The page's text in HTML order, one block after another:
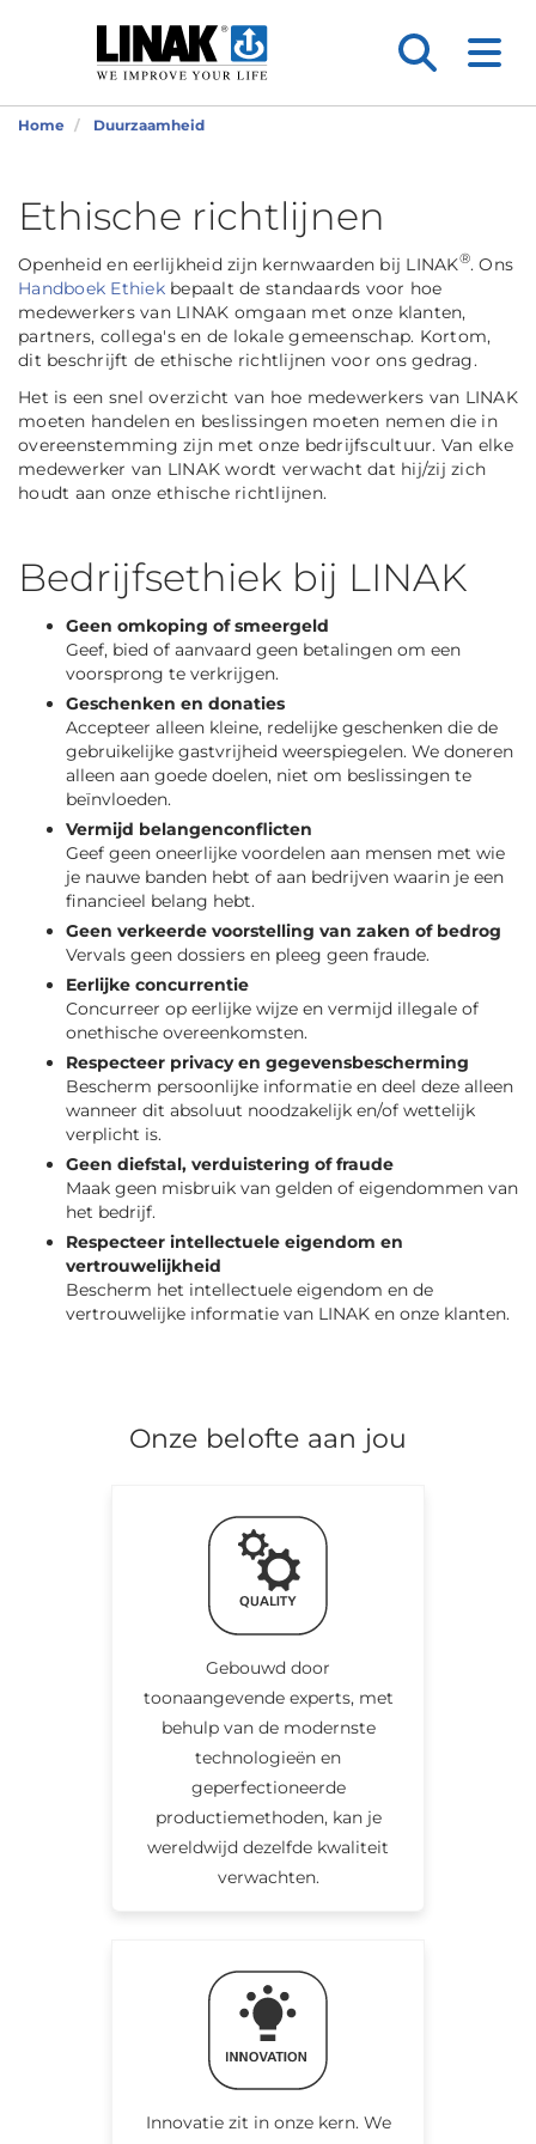
Home Duurzaamheid
Ethische richtlijnen
Openheid en eerlijkheid zijn kernwaarden bij LINAK®. Ons
Handboek Ethiekbepaalt de standaards voor hoe
medewerkers van LINAK omgaan met onze klanten,
partners, collega's en de lokale gemeenschap. Kortom,
dit beschrijft de ethische richtlijnen voor ons gedrag.
Het is een snel overzicht van hoe medewerkers van LINAK
moeten handelen en beslissingen moeten nemen die in
overeenstemming zijn met onze bedrijfscultuur. Van elke
medewerker van LINAK wordt verwacht dat hij/zij zich
houdt aan onze ethische richtlijnen.
Bedrijfsethiek bij LINAK
Geen omkoping of smeergeld
Geef, bied of aanvaard geen betalingen om een
voorsprong te verkrijgen.
Geschenken en donaties
Accepteer alleen kleine, redelijke geschenken die de
gebruikelijke gastvrijheid weerspiegelen. We doneren
alleen aan goede doelen, niet om beslissingen te
beïnvloeden.
Vermijd belangenconflicten
Geef geen oneerlijke voordelen aan mensen met wie
je nauwe banden hebt of aan bedrijven waarin je een
financieel belang hebt.
Geen verkeerde voorstelling van zaken of bedrog
Vervals geen dossiers en pleeg geen fraude.
Eerlijke concurrentie
Concurreer op eerlijke wijze en vermijd illegale of
onethische overeenkomsten.
Respecteer privacy en gegevensbescherming
Bescherm persoonlijke informatie en deel deze alleen
wanneer dit absoluut noodzakelijk en/of wettelijk
verplicht is.
Geen diefstal, verduistering of fraude
Maak geen misbruik van gelden of eigendommen van
het bedrijf.
Respecteer intellectuele eigendom en
vertrouwelijkheid
Bescherm het intellectuele eigendom en de
vertrouwelijke informatie van LINAK en onze klanten.
Onze belofte aan jou
Gebouwd door
toonaangevende experts, met
behulp van de modernste
technologieën en
geperfectioneerde
productiemethoden, kan je
wereldwijd dezelfde kwaliteit
verwachten.
Innovatie zit in onze kern. We